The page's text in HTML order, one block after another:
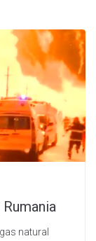
natural